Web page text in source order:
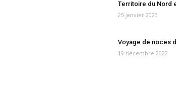
Territoire du Nord
25 janvier 2023
Voyage de noces
19 décembre 2022